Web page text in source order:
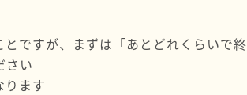
ですが、まずは「あとどれくらいで終
さい
ります